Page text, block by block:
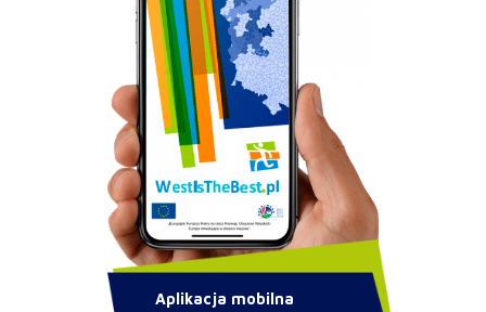
Aplikacja mobilna